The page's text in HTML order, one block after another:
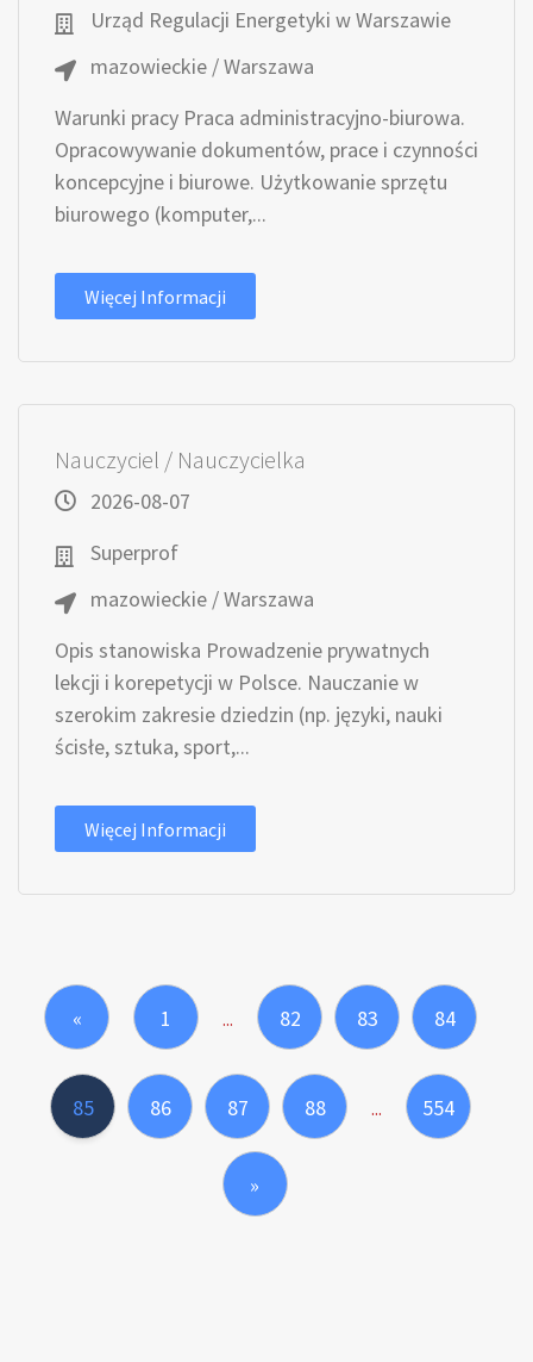
Urząd Regulacji Energetyki w Warszawie
mazowieckie / Warszawa
Warunki pracy Praca administracyjno-biurowa.
Opracowywanie dokumentów, prace i czynności
koncepcyjne i biurowe. Użytkowanie sprzętu
biurowego (komputer,...
Więcej Informacji
Nauczyciel / Nauczycielka
2026-08-07
Superprof
mazowieckie / Warszawa
Opis stanowiska Prowadzenie prywatnych
lekcji i korepetycji w Polsce. Nauczanie w
szerokim zakresie dziedzin (np. języki, nauki
ścisłe, sztuka, sport,...
Więcej Informacji
« 1 ... 82 83 84
85 86 87 88 ... 554
»